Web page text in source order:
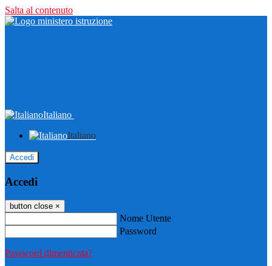
Salta al contenuto
Italiano
Italiano
Accedi
Accedi
button close ×
Nome Utente
Password
Password dimenticata?